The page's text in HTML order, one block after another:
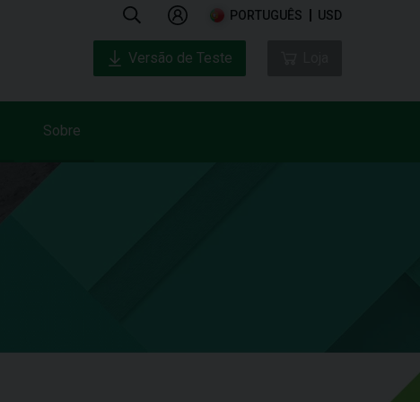
PORTUGUÊS USD
Sobre
Versão de Teste